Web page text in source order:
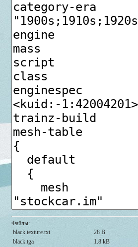
Файлы:
black.texture.txt
28 B
black.tga
1.8 kB